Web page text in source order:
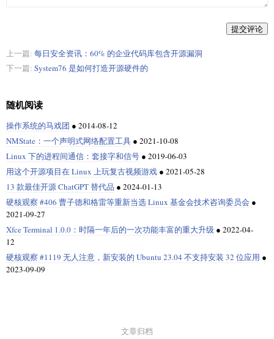
提交评论
上一篇: 每日安全资讯：60% 的企业代码库包含开源漏洞
下一篇: System76 是如何打造开源硬件的
随机阅读
操作系统的马戏团 ● 2014-08-12
NMState：一个声明式网络配置工具 ● 2021-10-08
Linux 下的进程间通信：套接字和信号 ● 2019-06-03
用这个开源项目在 Linux 上玩复古视频游戏 ● 2021-05-28
13 款最佳开源 ChatGPT 替代品 ● 2024-01-13
硬核观察 #406 曹子德和格雷等重新当选 Linux 基金会技术咨询委员会 ●
2021-09-27
Xfce Terminal 1.0.0：时隔一年后的一次功能丰富的重大升级 ● 2022-04-
12
硬核观察 #1119 无人注意，新安装的 Ubuntu 23.04 不支持安装 32 位应用 ●
2023-09-09
文章归档